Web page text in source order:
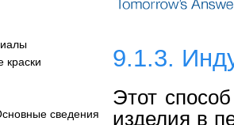
краски
сведения
9.1.3.
Этот
изделия в